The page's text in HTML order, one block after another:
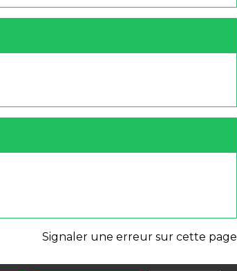
Signaler une erreur sur cette page